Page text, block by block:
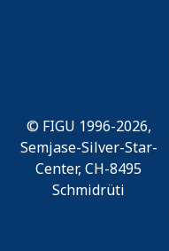
© FIGU 1996-2026,
Semjase-Silver-Star-
Center, CH-8495
Schmidrüti